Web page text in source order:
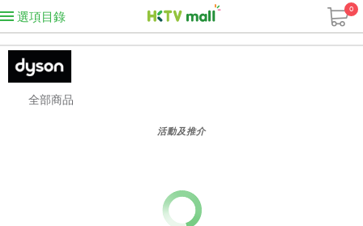
選項目錄
0
全部商品
活動及推介